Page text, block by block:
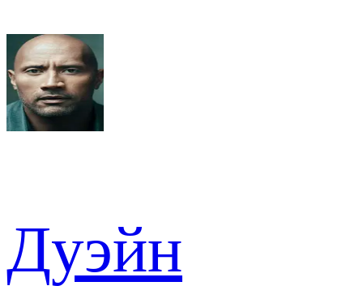
Дуэйн